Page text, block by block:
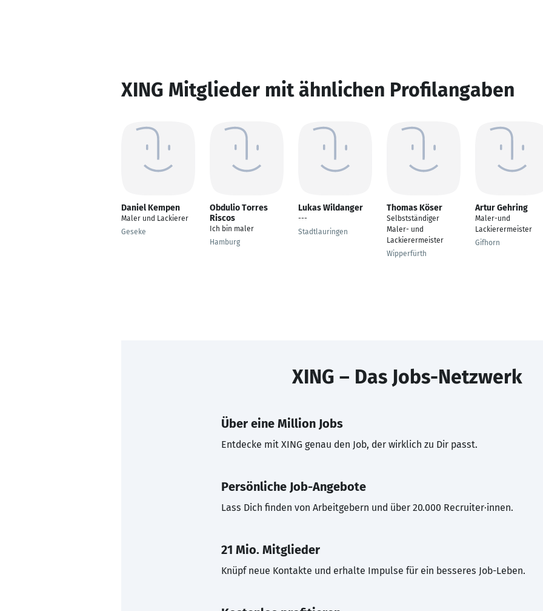
XING Mitglieder mit ähnlichen Profilangaben
Daniel Kempen
Maler und Lackierer
Geseke
Obdulio Torres
Riscos
Ich bin maler
Hamburg
Lukas Wildanger
---
Stadtlauringen
Thomas Köser
Selbstständiger
Maler- und
Lackierermeister
Wipperfürth
Artur Gehring
Maler-und
Lackierermeister
Gifhorn
XING – Das Jobs-Netzwerk
Über eine Million Jobs
Entdecke mit XING genau den Job, der wirklich zu Dir passt.
Persönliche Job-Angebote
Lass Dich finden von Arbeitgebern und über 20.000 Recruiter·innen.
21 Mio. Mitglieder
Knüpf neue Kontakte und erhalte Impulse für ein besseres Job-Leben.